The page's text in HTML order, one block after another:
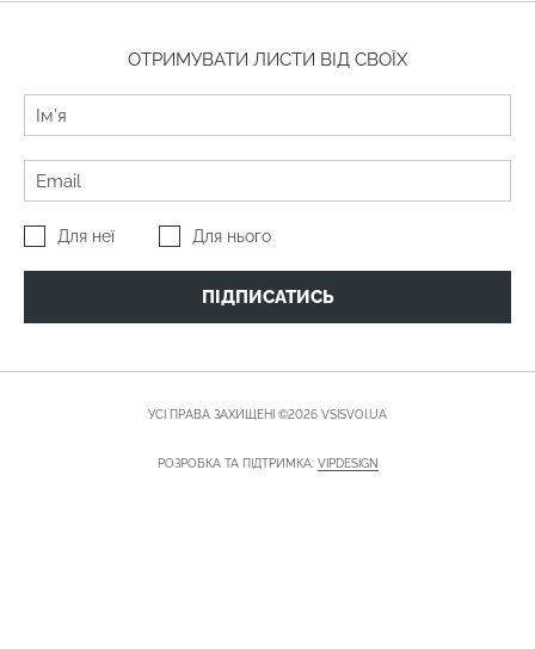
ОТРИМУВАТИ ЛИСТИ ВІД СВОЇХ
Для неї Для нього
ПІДПИСАТИСЬ
УСІ ПРАВА ЗАХИЩЕНІ ©2026 VSISVOI.UA
РОЗРОБКА ТА ПІДТРИМКА: VIPDESIGN